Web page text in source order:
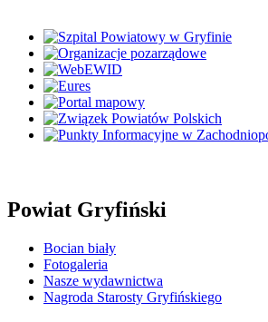
Powiat Gryfiński
Bocian biały
Fotogaleria
Nasze wydawnictwa
Nagroda Starosty Gryfińskiego